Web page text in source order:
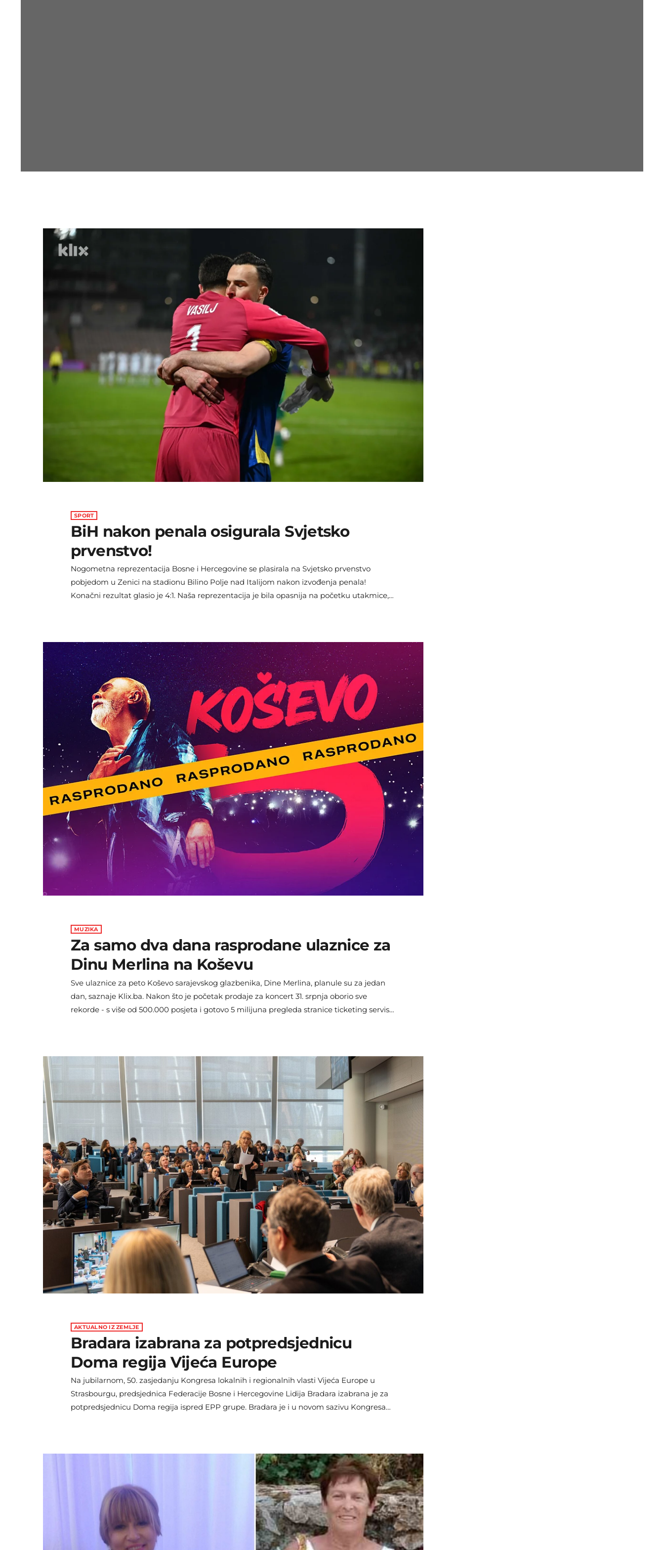
SPORT
BiH nakon penala osigurala Svjetsko
prvenstvo!
Nogometna reprezentacija Bosne i Hercegovine se plasirala na Svjetsko prvenstvo
pobjedom u Zenici na stadionu Bilino Polje nad Italijom nakon izvođenja penala!
Konačni rezultat glasio je 4:1. Naša reprezentacija je bila opasnija na početku utakmice,
MUZIKA
Za samo dva dana rasprodane ulaznice za
Dinu Merlina na Koševu
Sve ulaznice za peto Koševo sarajevskog glazbenika, Dine Merlina, planule su za jedan
dan, saznaje Klix.ba. Nakon što je početak prodaje za koncert 31. srpnja oborio sve
rekorde - s više od 500.000 posjeta i gotovo 5 milijuna pregleda stranice ticketing servisa
AKTUALNO IZ ZEMLJE
Bradara izabrana za potpredsjednicu
Doma regija Vijeća Europe
Na jubilarnom, 50. zasjedanju Kongresa lokalnih i regionalnih vlasti Vijeća Europe u
Strasbourgu, predsjednica Federacije Bosne i Hercegovine Lidija Bradara izabrana je za
potpredsjednicu Doma regija ispred EPP grupe. Bradara je i u novom sazivu Kongresa